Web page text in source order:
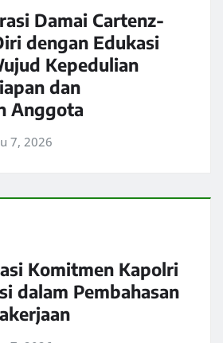
Damai Cartenz-
dengan Edukasi
Kepedulian
dan
Anggota
7, 2026
Komitmen Kapolri
dalam Pembahasan